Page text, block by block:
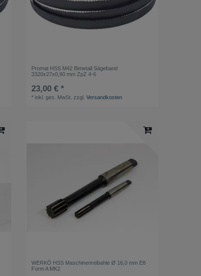
Promat HSS M42 Bimetall Sägeband
3320x27x0,90 mm ZpZ 4-6
23,00 € *
* inkl. ges. MwSt. zzgl.Versandkosten
WERKÖ HSS Maschinenreibahle Ø 16,0 mm E8
Form A MK2